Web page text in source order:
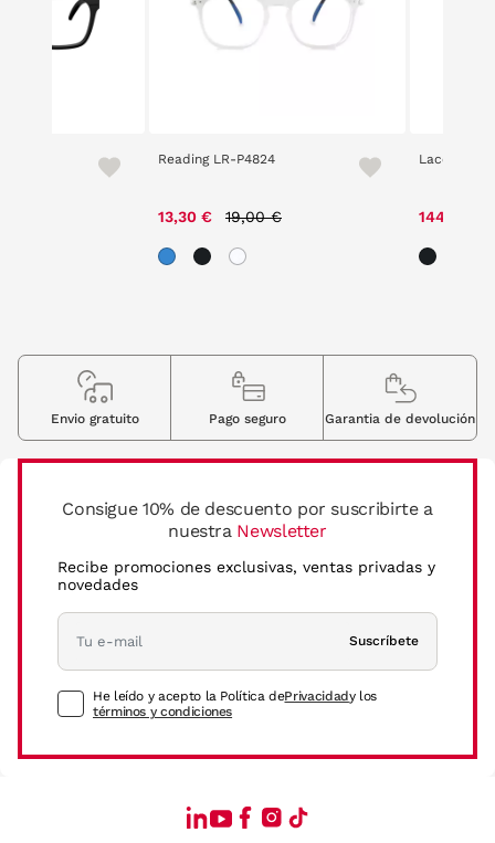
Reading LR-P4824
13,30 € 19,00 €
Lacoste
144,00 €
Consigue 10% de descuento por suscribirte a
nuestra Newsletter
Recibe promociones exclusivas, ventas privadas y
novedades
Suscríbete
He leído y acepto la Política dePrivacidady los
términos y condiciones
Envio gratuito Pago seguro Garantia de devolución